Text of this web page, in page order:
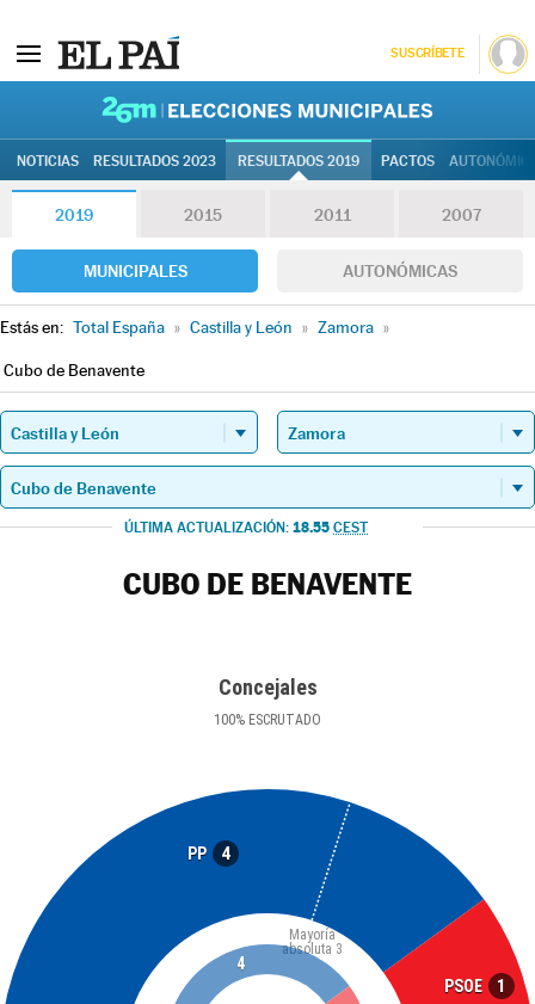
SUSCRÍBETE
NOTICIAS RESULTADOS 2023 RESULTADOS 2019 PACTOS
2019 2015 2011 2007
MUNICIPALES AUTONÓMICAS
Estás en: Total España » Castilla y León » Zamora »
Cubo de Benavente
ÚLTIMA ACTUALIZACIÓN: 18.55 CEST
CUBO DE BENAVENTE
Concejales
100% ESCRUTADO
PP 4
PSOE 1
Mayoría
absoluta 3
4